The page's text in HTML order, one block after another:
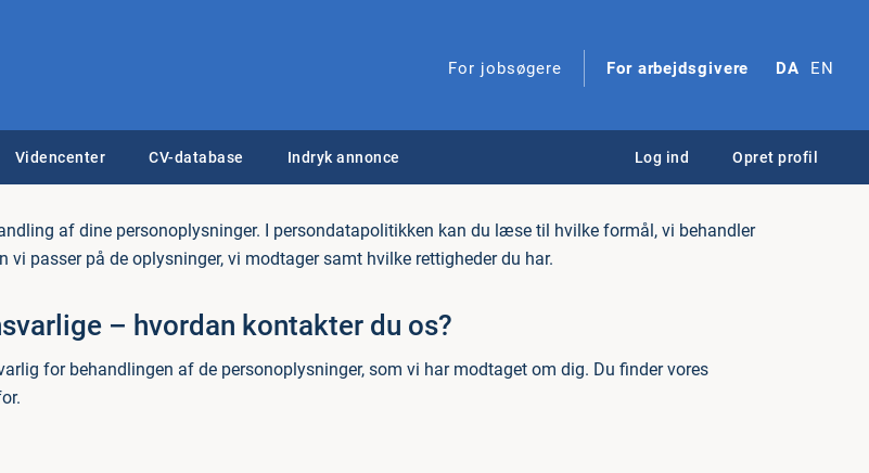
For jobsøgere For arbejdsgivere DA EN
Videncenter CV-database Indryk annonce Log ind Opret profil
af dine personoplysninger. I persondatapolitikken kan du læse til hvilke formål, vi behandler
vi passer på de oplysninger, vi modtager samt hvilke rettigheder du har.
– hvordan kontakter du os?
for behandlingen af de personoplysninger, som vi har modtaget om dig. Du finder vores